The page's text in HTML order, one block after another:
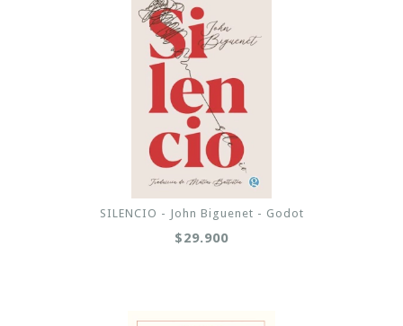
SILENCIO - John Biguenet - Godot
$29.900